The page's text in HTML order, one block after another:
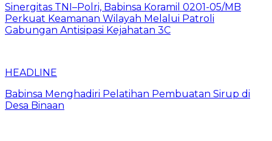
Sinergitas TNI–Polri, Babinsa Koramil 0201-05/MB
Perkuat Keamanan Wilayah Melalui Patroli
Gabungan Antisipasi Kejahatan 3C
HEADLINE
Babinsa Menghadiri Pelatihan Pembuatan Sirup di
Desa Binaan